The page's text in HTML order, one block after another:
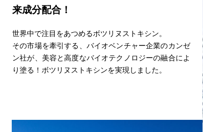
来成分配合！
世界中で注目をあつめるボツリヌストキシン。
その市場を牽引する、バイオベンチャー企業のカンゼ
ン社が、美容と高度なバイオテクノロジーの融合によ
り塗る！ボツリヌストキシンを実現しました。